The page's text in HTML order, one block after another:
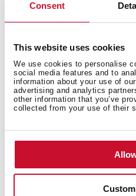
Consent
This website uses cookies
We use cookies to personalise
social media features and to
information about your use of
advertising and analytics
other information that you’ve
collected from your use of their
Sommelier RVI 10024 GBK